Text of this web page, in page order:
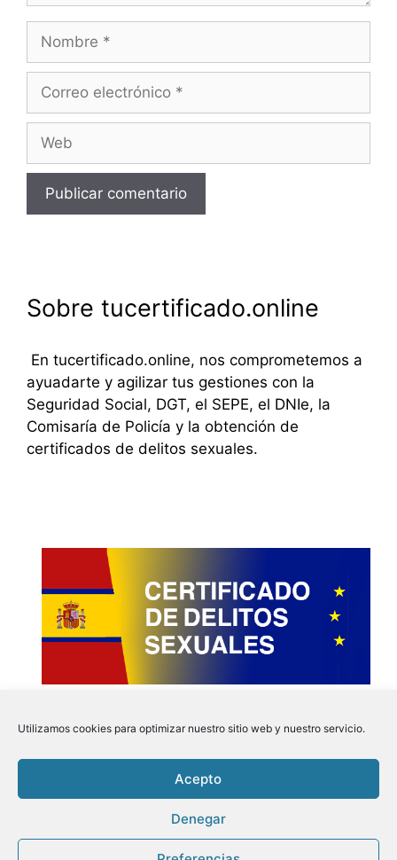
Utilizamos cookies para optimizar nuestro sitio web y nuestro servicio.
Acepto
Denegar
electrónico
Sobre tucertificado.online
En tucertificado.online, nos comprometemos a
ayuadarte y agilizar tus gestiones con la
Seguridad Social, DGT, el SEPE, el DNIe, la
Comisaría de Policía y la obtención de
certificados de delitos sexuales.
Instagram